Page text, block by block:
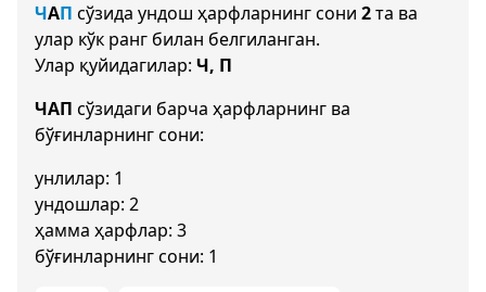
ЧАП сўзида ундош ҳарфларнинг сони 2та ва
улар кўк ранг билан белгиланган.
Улар қуйидагилар: Ч, П
ЧАП сўзидаги барча ҳарфларнинг ва
бўғинларнинг сони:
унлилар: 1
ундошлар: 2
ҳамма ҳарфлар: 3
бўғинларнинг сони: 1